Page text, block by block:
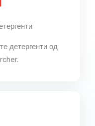
детергенти од